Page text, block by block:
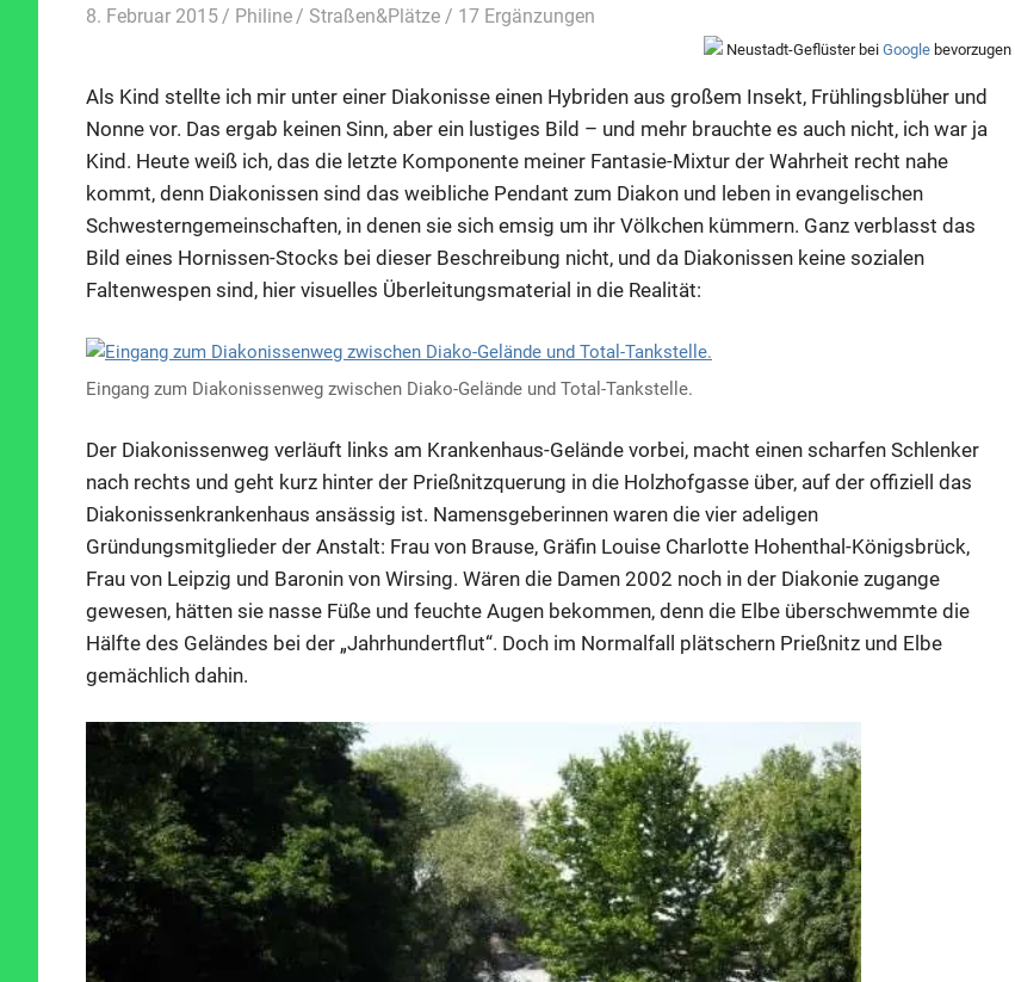
8. Februar 2015 Philine Straßen&Plätze / 17 Ergänzungen
Neustadt-Geflüster bei Google bevorzugen
Als Kind stellte ich mir unter einer Diakonisse einen Hybriden aus großem Insekt, Frühlingsblüher und
Nonne vor. Das ergab keinen Sinn, aber ein lustiges Bild – und mehr brauchte es auch nicht, ich war ja
Kind. Heute weiß ich, das die letzte Komponente meiner Fantasie-Mixtur der Wahrheit recht nahe
kommt, denn Diakonissen sind das weibliche Pendant zum Diakon und leben in evangelischen
Schwesterngemeinschaften, in denen sie sich emsig um ihr Völkchen kümmern. Ganz verblasst das
Bild eines Hornissen-Stocks bei dieser Beschreibung nicht, und da Diakonissen keine sozialen
Faltenwespen sind, hier visuelles Überleitungsmaterial in die Realität:
Eingang zum Diakonissenweg zwischen Diako-Gelände und Total-Tankstelle.
Der Diakonissenweg verläuft links am Krankenhaus-Gelände vorbei, macht einen scharfen Schlenker
nach rechts und geht kurz hinter der Prießnitz­querung in die Holzhofgasse über, auf der offiziell das
Diakonissenkrankenhaus ansässig ist. Namensgeberinnen waren die vier adeligen
Gründungsmitglieder der Anstalt: Frau von Brause, Gräfin Louise Charlotte Hohenthal-Königsbrück,
Frau von Leipzig und Baronin von Wirsing. Wären die Damen 2002 noch in der Diakonie zugange
gewesen, hätten sie nasse Füße und feuchte Augen bekommen, denn die Elbe überschwemmte die
Hälfte des Geländes bei der „Jahrhundertflut“. Doch im Normalfall plätschern Prießnitz und Elbe
gemächlich dahin.